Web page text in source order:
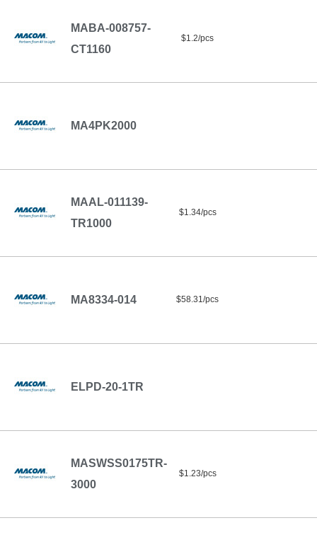
MABA-008757-
CT1160
$1.2/pcs
MA4PK2000
MAAL-011139-
TR1000
$1.34/pcs
MA8334-014 $58.31/pcs
ELPD-20-1TR
MASWSS0175TR-
3000
$1.23/pcs